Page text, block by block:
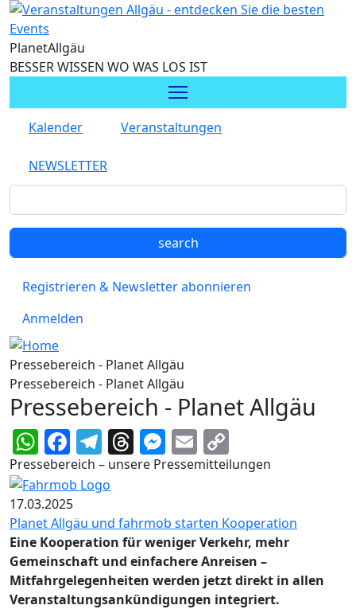
Direkt zum Inhalt
PlanetAllgäu
BESSER WISSEN WO WAS LOS IST
Kalender Veranstaltungen
NEWSLETTER
Registrieren & Newsletter abonnieren
Anmelden
Pressebereich - Planet Allgäu
Pressebereich - Planet Allgäu
Pressebereich - Planet Allgäu
WhatsApp
Facebook
Telegram
Threads
Messenger
Email
Link
Pressebereich – unsere Pressemitteilungen
17.03.2025
Planet Allgäu und fahrmob starten Kooperation
Eine Kooperation für weniger Verkehr, mehr
Gemeinschaft und einfachere Anreisen –
Mitfahrgelegenheiten werden jetzt direkt in allen
Veranstaltungsankündigungen integriert.